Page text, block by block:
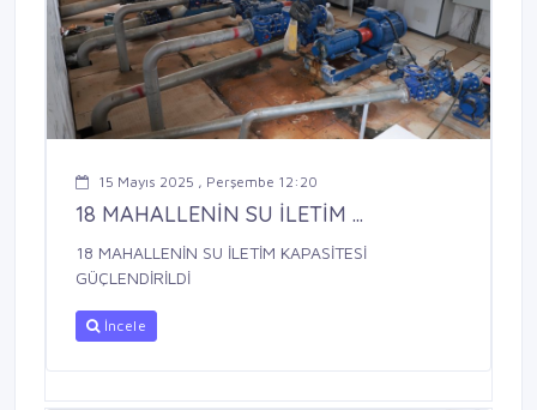
15 Mayıs 2025 , Perşembe 12:20
18 MAHALLENİN SU İLETİM ...
18 MAHALLENİN SU İLETİM KAPASİTESİ
GÜÇLENDİRİLDİ
İncele